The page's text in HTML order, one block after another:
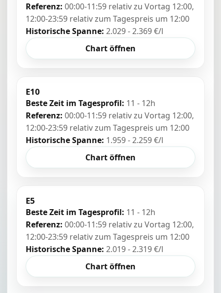
Referenz: 00:00-11:59 relativ zu Vortag 12:00,
12:00-23:59 relativ zum Tagespreis um 12:00
Historische Spanne: 2.029 - 2.369 €/l
Chart öffnen
E10
Beste Zeit im Tagesprofil: 11 - 12h
Referenz: 00:00-11:59 relativ zu Vortag 12:00,
12:00-23:59 relativ zum Tagespreis um 12:00
Historische Spanne: 1.959 - 2.259 €/l
Chart öffnen
E5
Beste Zeit im Tagesprofil: 11 - 12h
Referenz: 00:00-11:59 relativ zu Vortag 12:00,
12:00-23:59 relativ zum Tagespreis um 12:00
Historische Spanne: 2.019 - 2.319 €/l
Chart öffnen